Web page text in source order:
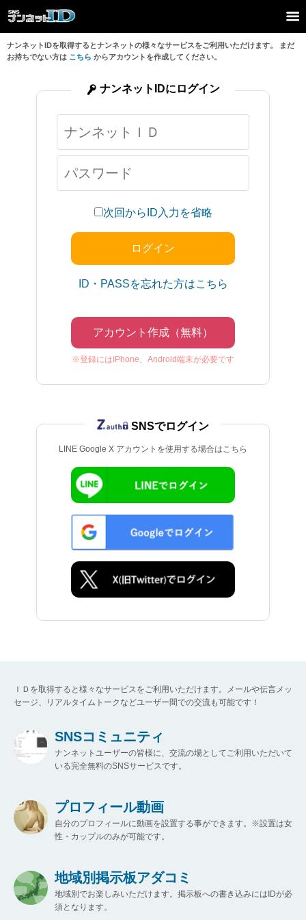
ナンネットIDを取得するとナンネットの様々なサービスをご利用いただけます。 まだ
お持ちでない方は こちら からアカウントを作成してください。
次回からID入力を省略
ID・PASSを忘れた方はこちら
アカウント作成（無料）
※登録にはiPhone、Android端末が必要です
ナンネットIDにログイン
LINE Google X アカウントを使用する場合はこちら
SNSでログイン
ＩＤを取得すると様々なサービスをご利用いただけます。メールや伝言メッ
セージ、リアルタイムトークなどユーザー間での交流も可能です！
SNSコミュニティ
ナンネットユーザーの皆様に、交流の場としてご利用いただいて
いる完全無料のSNSサービスです。
プロフィール動画
自分のプロフィールに動画を設置する事ができます。※設置は女
性・カップルのみが可能です。
地域別掲示板アダコミ
地域別でお楽しみいただけます。掲示板への書き込みにはIDが必
須となります。